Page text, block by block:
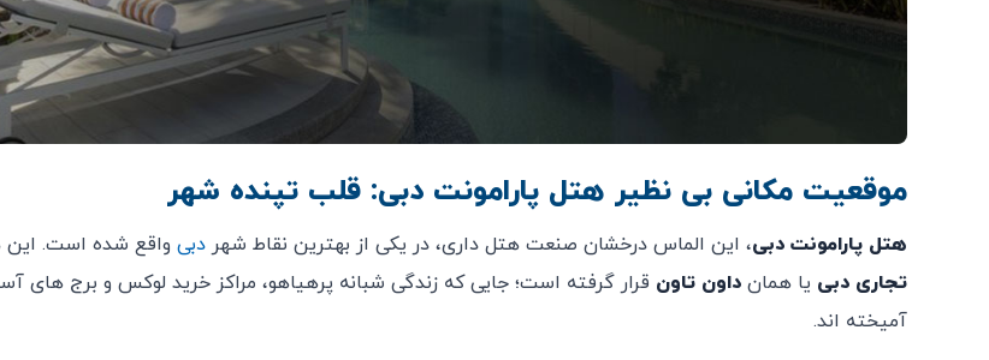
موقعیت مکانی بی‌ نظیر هتل پارامونت دبی: قلب تپنده‌ شهر
هتل پارامونت دبی، این الماس درخشان صنعت هتل داری، در یکی از بهترین نقاط شهر دبی واقع شده است.
تجاری دبی یا همان داون تاون قرار گرفته است؛ جایی که زندگی شبانه‌ پرهیاهو، مراکز خرید لوکس و برج ‌های
آمیخته ‌اند.